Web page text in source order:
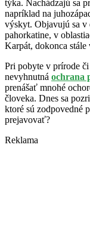
týka. Nachádzajú sa
napríklad na
výskyt. Objavujú sa
pahorkatine, v
Karpát, dokonca
Pri pobyte v prírode
nevyhnutná ochrana
prenášať mnohé
človeka. Dnes sa
ktoré sú zodpovedné
prejavovať?
Reklama